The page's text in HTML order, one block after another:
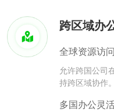
跨区域办
全球资源访问
允许跨国公司
持跨区域协作。
多国办公灵